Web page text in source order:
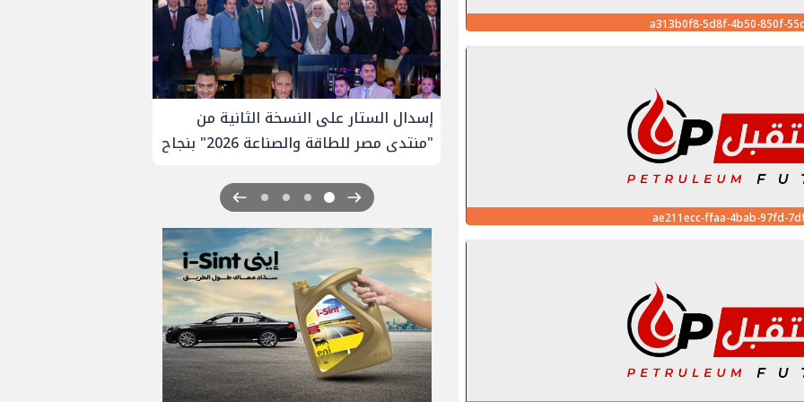
a313b0f8-5d8f-4b50-850f-
ae211ecc-ffaa-4bab-97fd-
تحالف أوبك+ يتفق على زيادة طفيفة في
إنتاج النفط خلال سبتمبر
إسدال الستار على النسخة الثانية من
"منتدى مصر للطاقة والصناعة 2026" بنجاح